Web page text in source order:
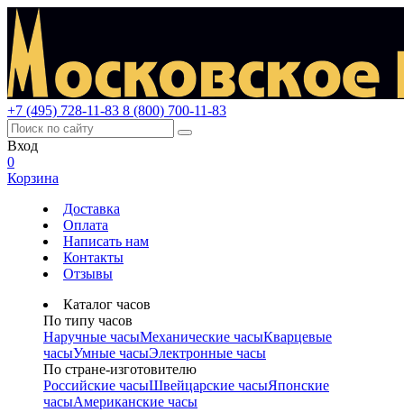
+7 (495) 728-11-83 8 (800) 700-11-83
Вход
0
Корзина
Доставка
Оплата
Написать нам
Контакты
Отзывы
Каталог часов
По типу часов
Наручные часыМеханические часыКварцевые
часыУмные часыЭлектронные часы
По стране-изготовителю
Российские часыШвейцарские часыЯпонские
часыАмериканские часы